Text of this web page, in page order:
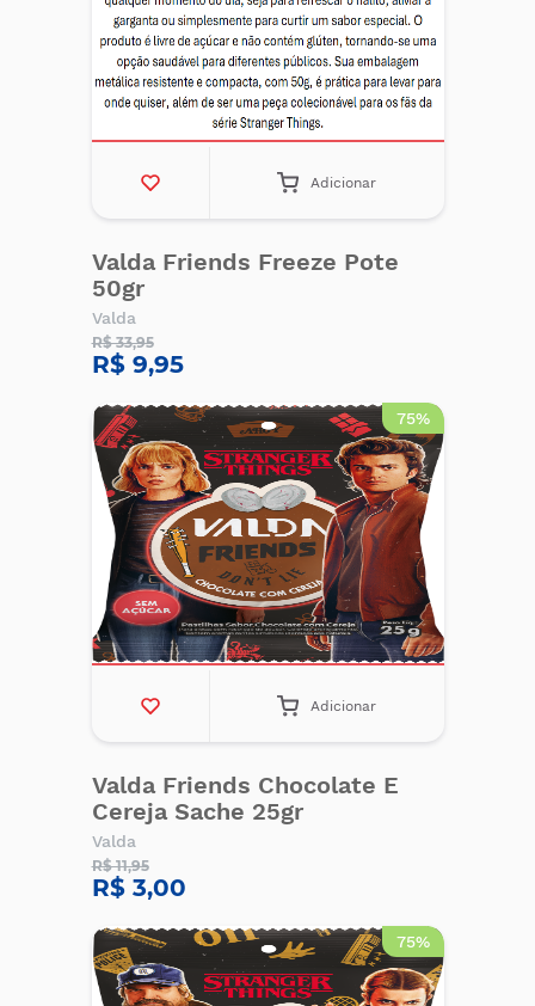
Adicionar
Valda Friends Freeze Pote
50gr
Valda
R$ 33,95
R$ 9,95
75%
Adicionar
Valda Friends Chocolate E
Cereja Sache 25gr
Valda
R$ 11,95
R$ 3,00
75%